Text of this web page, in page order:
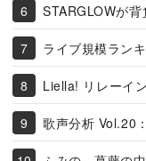
STARGLOWが
ライブ規模ラン
Liella! リレーイ
歌声分析 Vol.20